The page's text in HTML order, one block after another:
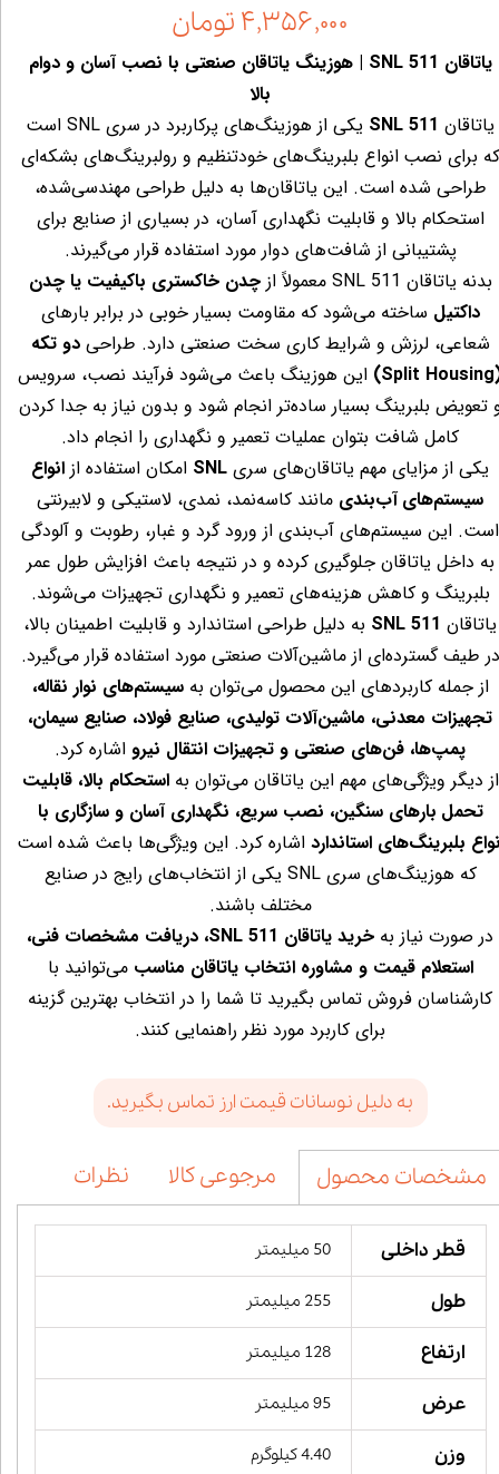
۴,۳۵۶,۰۰۰ تومان
یاتاقان SNL 511 | هوزینگ یاتاقان صنعتی با نصب آسان و دوام
بالا
یاتاقان SNL 511
یکی از هوزینگ‌های پرکاربرد در سری SNL است
که برای نصب انواع بلبرینگ‌های خودتنظیم و رولبرینگ‌های بشکه‌ای
طراحی شده است. این یاتاقان‌ها به دلیل طراحی مهندسی‌شده،
استحکام بالا و قابلیت نگهداری آسان، در بسیاری از صنایع برای
پشتیبانی از شافت‌های دوار مورد استفاده قرار می‌گیرند.
بدنه یاتاقان SNL 511 معمولاً از
چدن خاکستری باکیفیت یا چدن
داکتیل ساخته می‌شود که مقاومت بسیار خوبی در برابر بارهای
شعاعی، لرزش و شرایط کاری سخت صنعتی دارد. طراحی دو تکه
این هوزینگ باعث می‌شود فرآیند نصب، سرویس
تعویض بلبرینگ بسیار ساده‌تر انجام شود و بدون نیاز به جدا کردن
کامل شافت بتوان عملیات تعمیر و نگهداری را انجام داد.
یکی از مزایای مهم یاتاقان‌های سری SNL امکان استفاده از انواع
سیستم‌هایآب‌بندی مانند کاسه‌نمد، نمدی، لاستیکی و لابیرنتی
است. این سیستم‌های آب‌بندی از ورود گرد و غبار، رطوبت و آلودگی
به داخل یاتاقان جلوگیری کرده و در نتیجه باعث افزایش طول عمر
بلبرینگ و کاهش هزینه‌های تعمیر و نگهداری تجهیزات می‌شوند.
یاتاقان SNL 511 به دلیل طراحی استاندارد و قابلیت اطمینان بالا،
در طیف گسترده‌ای از ماشین‌آلات صنعتی مورد استفاده قرار می‌گیرد.
از جمله کاربردهای این محصول می‌توان به سیستم‌های نوار نقاله،
تجهیزات معدنی، ماشین‌آلات تولیدی، صنایع فولاد، صنایع سیمان،
پمپ‌ها، فن‌های صنعتی و تجهیزات انتقال نیرو اشاره کرد.
از دیگر ویژگی‌های مهم این یاتاقان می‌توان به استحکام بالا، قابلیت
تحمل بارهای سنگین، نصب سریع، نگهداری آسان و سازگاری با
بلبرینگ‌های استاندارد اشاره کرد. این ویژگی‌ها باعث شده است
که هوزینگ‌های سری SNL یکی از انتخاب‌های رایج در صنایع
مختلف باشند.
در صورت نیاز به
خرید یاتاقان SNL 511، دریافت مشخصات فنی،
استعلام قیمت و مشاوره انتخاب یاتاقان مناسب می‌توانید با
کارشناسان فروش تماس بگیرید تا شما را در انتخاب بهترین گزینه
برای کاربرد مورد نظر راهنمایی کنند.
به دلیل نوسانات قیمت ارز تماس بگیرید.
مشخصات محصول مرجوعی کالا نظرات
قطر داخلی 50 میلیمتر
طول 255 میلیمتر
ارتفاع 128 میلیمتر
عرض 95 میلیمتر
وزن 4.40 کیلوگرم